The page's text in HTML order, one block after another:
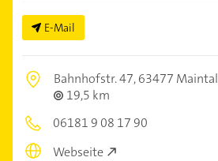
E-Mail
Bahnhofstr. 47,63477 Maintal
19,5 km
06181 9 08 17 90
Webseite